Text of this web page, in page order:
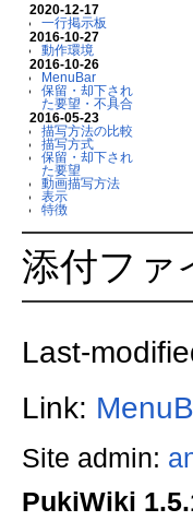
2020-12-17
一行掲示板
2016-10-27
動作環境
2016-10-26
MenuBar
保留・却下され
た要望・不具合
2016-05-23
描写方法の比較
描写方式
保留・却下され
た要望
動画描写方法
表示
特徴
添付ファ
Last-
Link:
Site admin:
PukiWiki